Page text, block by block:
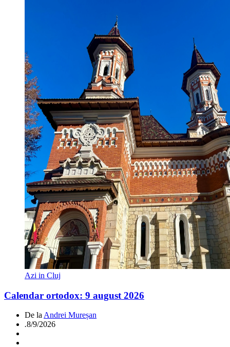
Azi in Cluj
Calendar ortodox: 9 august 2026
De la Andrei Mureșan
.8/9/2026